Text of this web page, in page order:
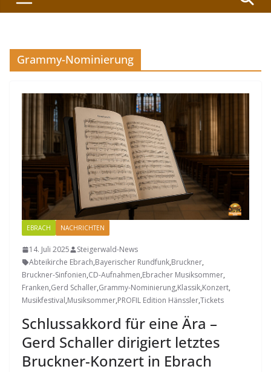
Grammy-Nominierung
EBRACH NACHRICHTEN
14. Juli 2025
Steigerwald-News
Abteikirche Ebrach,Bayerischer Rundfunk,Bruckner,
Bruckner-Sinfonien,CD-Aufnahmen,Ebracher Musiksommer,
Franken,Gerd Schaller,Grammy-Nominierung,Klassik,Konzert,
Musikfestival,Musiksommer,PROFIL Edition Hänssler,Tickets
Schlussakkord für eine Ära –
Gerd Schaller dirigiert letztes
Bruckner-Konzert in Ebrach